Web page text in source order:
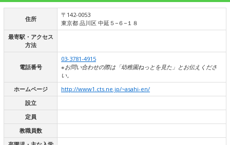
住所
〒142-0053
東京都 品川区 中延５−６−１８
最寄駅・アクセス
方法
電話番号
03-3781-4915
※お問い合わせの際は「幼稚園ねっとを見た」とお伝えくださ
い。
ホームページ
http://www1.cts.ne.jp/~asahi-en/
設立
定員
教職員数